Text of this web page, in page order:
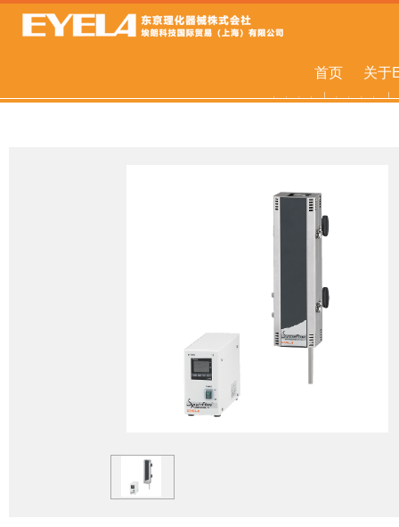
首页 关于